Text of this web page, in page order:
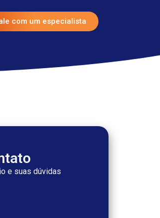
com um especialista
e suas dúvidas